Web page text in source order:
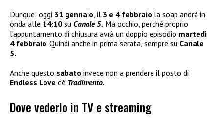
Dunque: oggi 31 gennaio , il 3 e 4 febbraio la soap andrà in
onda alle 14:10 su Canale 5. Ma occhio, perché proprio
l’appuntamento di chiusura avrà un doppio episodio martedì
4 febbraio. Quindi anche in prima serata, sempre su Canale
5.
Anche questo sabato invece non a prendere il posto di
Endless Love c’è Tradimento.
Dove vederlo in TV e streaming